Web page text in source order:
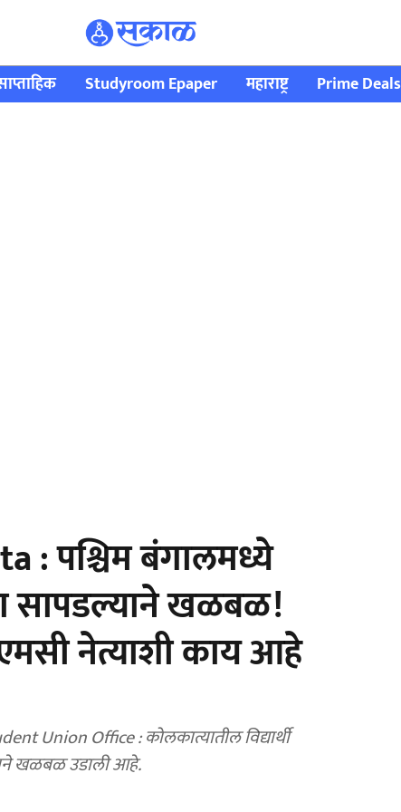
Studyroom Epaper महाराष्ट्र Prime Deals
: पश्चिम बंगालमध्ये
सापडल्याने खळबळ!
नेत्याशी काय आहे
Union Office : कोलकात्यातील विद्यार्थी
खळबळ उडाली आहे.